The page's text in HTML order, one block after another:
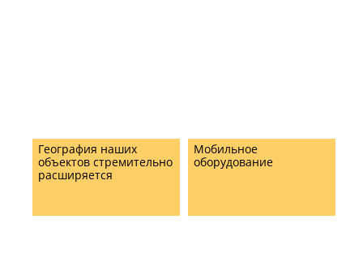
География наших
объектов стремительно
расширяется
Мобильное
оборудование